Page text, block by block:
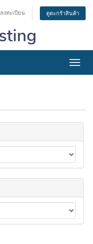
ลงทะเบียน ดูตะกร้าสินค้า